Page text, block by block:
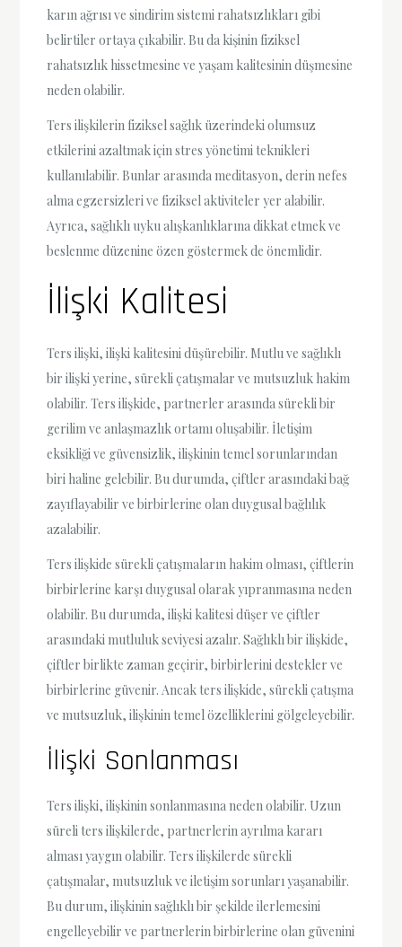
karın ağrısı ve sindirim sistemi rahatsızlıkları gibi
belirtiler ortaya çıkabilir. Bu da kişinin fiziksel
rahatsızlık hissetmesine ve yaşam kalitesinin düşmesine
neden olabilir.
Ters ilişkilerin fiziksel sağlık üzerindeki olumsuz
etkilerini azaltmak için stres yönetimi teknikleri
kullanılabilir. Bunlar arasında meditasyon, derin nefes
alma egzersizleri ve fiziksel aktiviteler yer alabilir.
Ayrıca, sağlıklı uyku alışkanlıklarına dikkat etmek ve
beslenme düzenine özen göstermek de önemlidir.
İlişki Kalitesi
Ters ilişki, ilişki kalitesini düşürebilir. Mutlu ve sağlıklı
bir ilişki yerine, sürekli çatışmalar ve mutsuzluk hakim
olabilir. Ters ilişkide, partnerler arasında sürekli bir
gerilim ve anlaşmazlık ortamı oluşabilir. İletişim
eksikliği ve güvensizlik, ilişkinin temel sorunlarından
biri haline gelebilir. Bu durumda, çiftler arasındaki bağ
zayıflayabilir ve birbirlerine olan duygusal bağlılık
azalabilir.
Ters ilişkide sürekli çatışmaların hakim olması, çiftlerin
birbirlerine karşı duygusal olarak yıpranmasına neden
olabilir. Bu durumda, ilişki kalitesi düşer ve çiftler
arasındaki mutluluk seviyesi azalır. Sağlıklı bir ilişkide,
çiftler birlikte zaman geçirir, birbirlerini destekler ve
birbirlerine güvenir. Ancak ters ilişkide, sürekli çatışma
ve mutsuzluk, ilişkinin temel özelliklerini gölgeleyebilir.
İlişki Sonlanması
Ters ilişki, ilişkinin sonlanmasına neden olabilir. Uzun
süreli ters ilişkilerde, partnerlerin ayrılma kararı
alması yaygın olabilir. Ters ilişkilerde sürekli
çatışmalar, mutsuzluk ve iletişim sorunları yaşanabilir.
Bu durum, ilişkinin sağlıklı bir şekilde ilerlemesini
engelleyebilir ve partnerlerin birbirlerine olan güvenini